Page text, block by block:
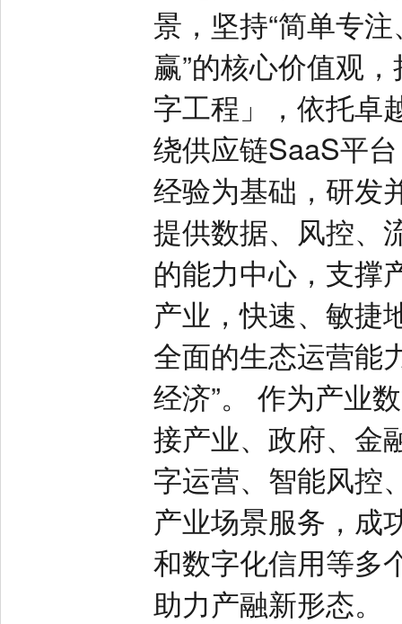
景，坚持“简单专
赢”的核心价值观
字工程」，依托卓
绕供应链SaaS平
经验为基础，研发
提供数据、风控、
的能力中心，支撑
产业，快速、敏捷
全面的生态运营能
经济”。 作为产业
接产业、政府、金
字运营、智能风控
产业场景服务，成
和数字化信用等多
助力产融新形态。